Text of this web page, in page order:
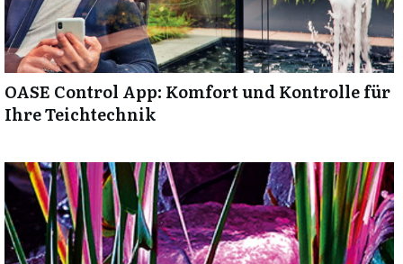
OASE Control App: Komfort und Kontrolle für
Ihre Teichtechnik